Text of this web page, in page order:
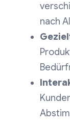
nach